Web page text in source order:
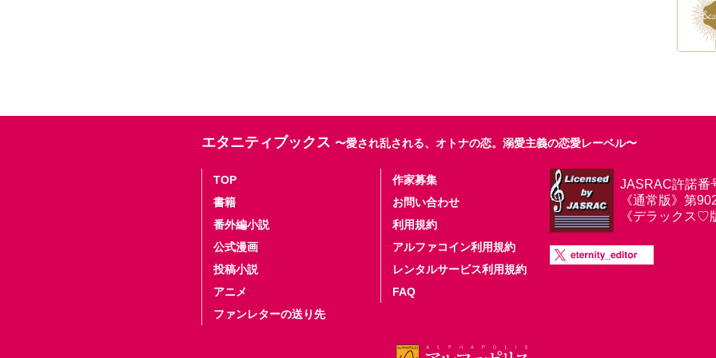
エタニティブックス 〜愛され乱される、オトナの恋。溺愛主義の恋愛レーベル〜
TOP
書籍
番外編小説
公式漫画
投稿小説
アニメ
ファンレターの送り先
作家募集
お問い合わせ
利用規約
アルファコイン利用規約
レンタルサービス利用規約
FAQ
JASRAC許諾番
《通常版》第
《デラックス♡